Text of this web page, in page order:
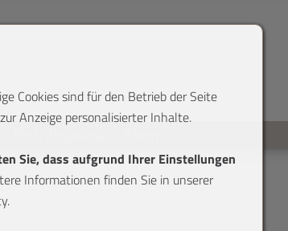
Cookies sind für den Betrieb der Seite
Anzeige personalisierter Inhalte.
Sie, dass aufgrund Ihrer Einstellungen
Informationen finden Sie in unserer